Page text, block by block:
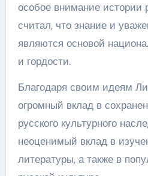
особое внимание истории
считал, что знание и
являются основой
и гордости.
Благодаря своим идеям
огромный вклад в
русского культурного
неоценимый вклад в
литературы, а также в